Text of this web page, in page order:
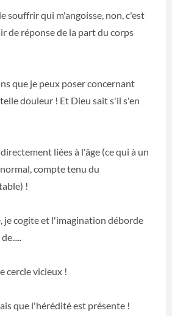
souffrir qui m'angoisse, non, c'est
de réponse de la part du corps
que je peux poser concernant
douleur ! Et Dieu sait s'il s'en
liées à l'âge (ce qui à un
compte tenu du
!
je cogite et l'imagination déborde
cercle vicieux !
que l'hérédité est présente !